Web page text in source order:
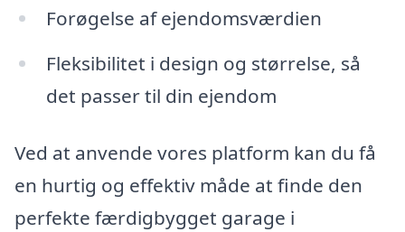
Forøgelse af ejendomsværdien
Fleksibilitet i design og størrelse, så
det passer til din ejendom
Ved at anvende vores platform kan du få
en hurtig og effektiv måde at finde den
perfekte færdigbygget garage i